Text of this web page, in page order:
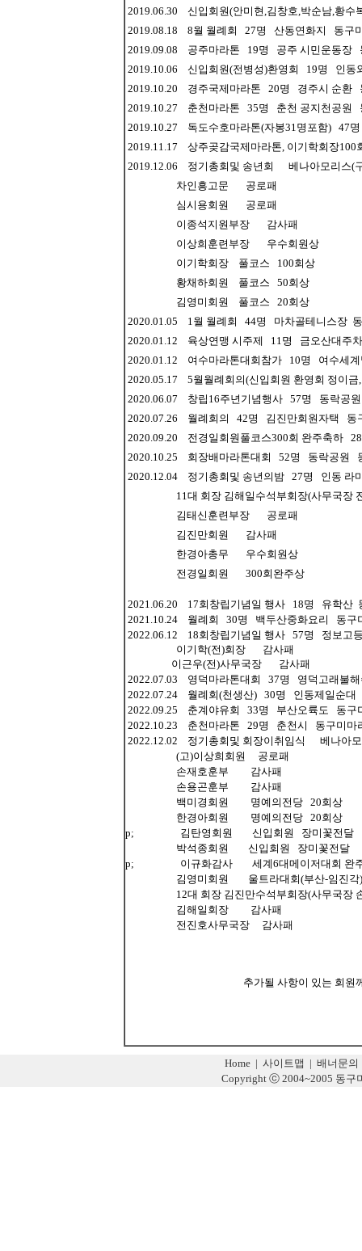
2019.06.30 신입회원(안미현,김창호,박순남,황
2019.08.18 8월 월례회 27명 산동연화지 동구
2019.09.08 공주마라톤 19명 공주 시민운동장
2019.10.06 신입회원(전병성)환영회 19명 인동
2019.10.20 경주국제마라톤 20명 경주시 순환
2019.10.27 춘천마라톤 35명 춘천 공지천공원
2019.10.27 독도수호마라톤(자봉31명포함) 47
2019.11.17 상주곶감국제마라톤, 이기학회장
2019.12.06 정기총회및 송년회 베나아모리스(
차인흥고문 공로패
심시용회원 공로패
이종석지원부장 감사패
이상희훈련부장 우수회원상
이기학회장 풀코스 100회상
황채하회원 풀코스 50회상
김영미회원 풀코스 20회상
2020.01.05 1월 월례회 44명 마차골테니스장
2020.01.12 육상연맹 시주제 11명 금오산대주
2020.01.12 여수마라톤대회참가 10명 여수세
2020.05.17 5월월례회의(신입회원 환영회 정이
2020.06.07 창립16주년기념행사 57명 동락공
2020.07.26 월례회의 42명 김진만회원자택 동
2020.09.20 전경일회원풀코스300회 완주축하
2020.10.25 회장배마라톤대회 52명 동락공원
2020.12.04 정기총회및 송년의밤 27명 인동 라
11대 회장 김해일수석부회장(사무국장 전진
김태신훈련부장 공로패
김진만회원 감사패
한경아총무 우수회원상
전경일회원 300회완주상
2021.06.20 17회창립기념일 행사 18명 유학산
2021.10.24 월례회 30명 백두산중화요리 동구
2022.06.12 18회창립기념일 행사 57명 정보고
이기학(전)회장 감사패
이근우(전)사무국장 감사패
2022.07.03 영덕마라톤대회 37명 영덕고래불
2022.07.24 월례회(천생산) 30명 인동제일순대
2022.09.25 춘계야유회 33명 부산오륙도 동구
2022.10.23 춘천마라톤 29명 춘천시 동구미마
2022.12.02 정기총회및 회장이취임식 베나아
(고)이상희회원 공로패
손재호훈부 감사패
손용곤훈부 감사패
백미경회원 명예의전당 20회상
한경아회원 명예의전당 20회상
p; 김탄영회원 신입회원 장미꽃전달
박석종회원 신입회원 장미꽃전달
p; 이규화감사 세계6대메이저대회 완주
김영미회원 울트라대회(부산-임진각)
12대 회장 김진만수석부회장(사무국장 손재
김해일회장 감사패
전진호사무국장 감사패
추가될 사항이 있는 회원
Home | 사이트맵 | 배너문의
Copyright ⓒ 2004~2005 동구